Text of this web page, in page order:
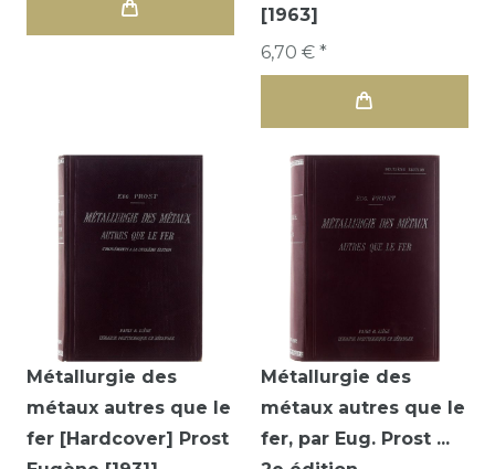
[1963]
6,70 € *
Métallurgie des
métaux autres que le
fer [Hardcover] Prost
Métallurgie des
métaux autres que le
fer, par Eug. Prost ...